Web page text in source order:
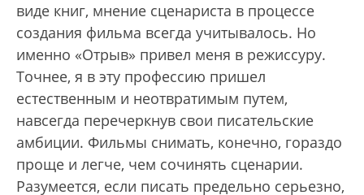
виде книг, мнение сценариста в процессе
создания фильма всегда учитывалось. Но
именно «Отрыв» привел меня в режиссуру.
Точнее, я в эту профессию пришел
естественным и неотвратимым путем,
навсегда перечеркнув свои писательские
амбиции. Фильмы снимать, конечно, гораздо
проще и легче, чем сочинять сценарии.
Разумеется, если писать предельно серьезно,